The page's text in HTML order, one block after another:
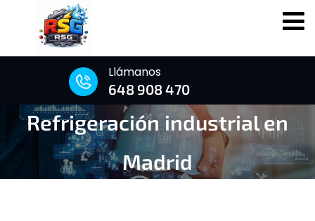
Llámanos
648 908 470
Refrigeración industrial en
Madrid